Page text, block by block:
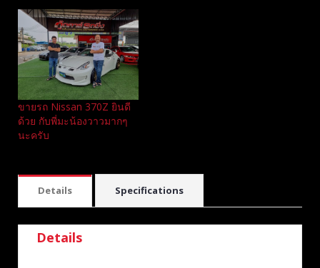
ขายรถ Nissan 370Z ยินดี
ด้วย กับพี่มะน้องวาวมากๆ
นะครับ
Details Specifications
Details